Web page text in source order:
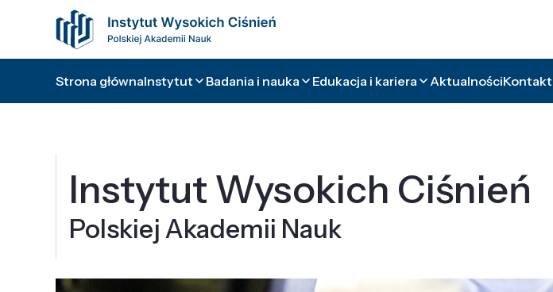
Strona głównaInstytut Badania i nauka Edukacja i kariera AktualnościKontakt
Instytut Wysokich Ciśnień
Polskiej Akademii Nauk